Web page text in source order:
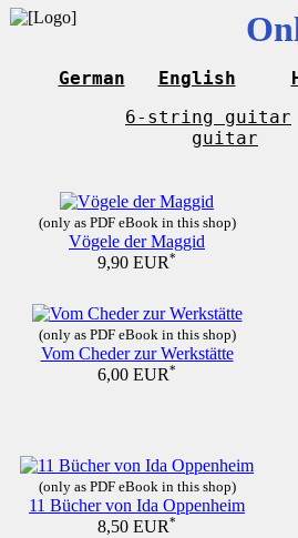
German English
6-string guitar
guitar
(only as PDF eBook in this shop)
Vögele der Maggid
9,90 EUR*
(only as PDF eBook in this shop)
Vom Cheder zur Werkstätte
6,00 EUR*
(only as PDF eBook in this shop)
11 Bücher von Ida Oppenheim
8,50 EUR*